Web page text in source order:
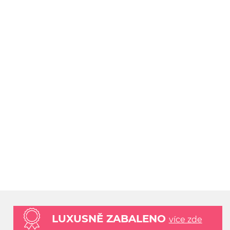
LUXUSNĚ ZABALENO více zde